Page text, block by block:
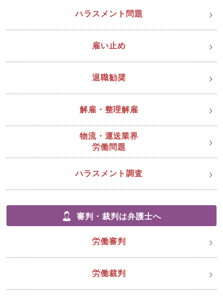
ハラスメント問題
雇い止め
退職勧奨
解雇・整理解雇
物流・運送業界
労働問題
ハラスメント調査
審判・裁判は弁護士へ
労働審判
労働裁判